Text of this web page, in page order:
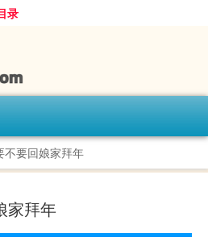
录
不要回娘家拜年
家拜年